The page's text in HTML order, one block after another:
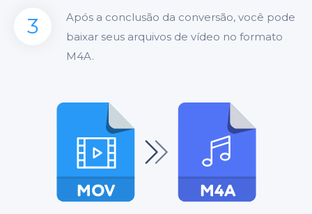
3
Após a conclusão da conversão, você pode
baixar seus arquivos de vídeo no formato
M4A.